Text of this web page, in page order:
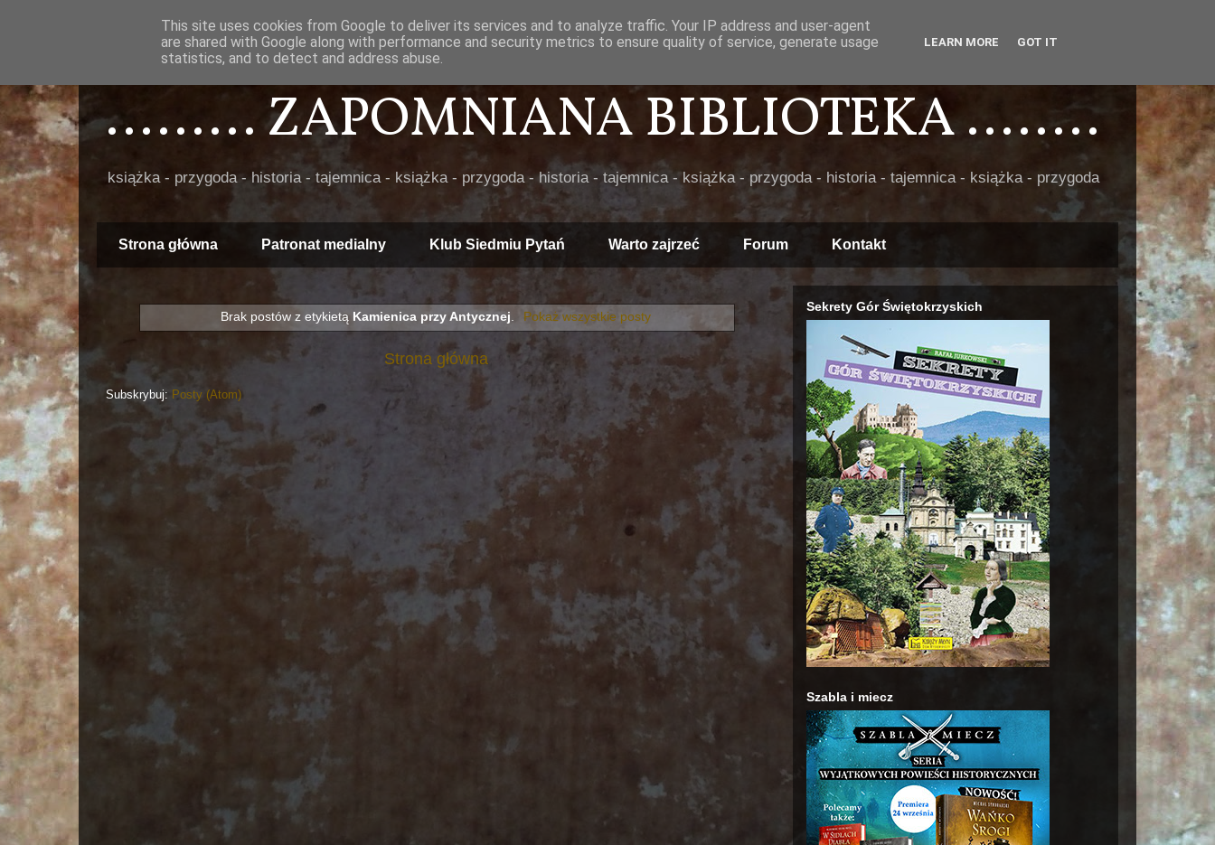
......... ZAPOMNIANA BIBLIOTEKA ........
książka - przygoda - historia - tajemnica - książka - przygoda - historia - tajemnica - książka - przygoda - historia - tajemnica - książka - przygoda
Strona główna Patronat medialny Klub Siedmiu Pytań Warto zajrzeć Forum Kontakt
Brak postów z etykietą Kamienica przy Antycznej. Pokaż wszystkie posty
Strona główna
Subskrybuj: Posty (Atom)
Sekrety Gór Świętokrzyskich
Szabla i miecz
This site uses cookies from Google to deliver its services and to analyze traffic. Your IP address and user-agent
are shared with Google along with performance and security metrics to ensure quality of service, generate usage
statistics, and to detect and address abuse.
LEARN MORE GOT IT